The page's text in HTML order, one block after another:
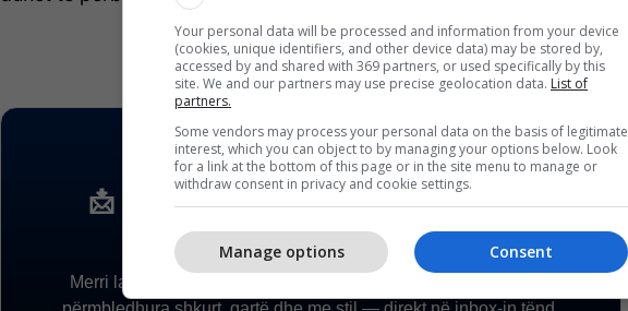
Your personal data will be processed and information from your device
(cookies, unique identifiers, and other device data) may be stored by,
accessed by and shared with 369 partners, or used specifically by this
site. We and our partners may use precise geolocation data. List of
partners.
Some vendors may process your personal data on the basis of legitimate
interest, which you can object to by managing your options below. Look
for a link at the bottom of this page or in the site menu to manage or
withdraw consent in privacy and cookie settings.
Consent
Manage options